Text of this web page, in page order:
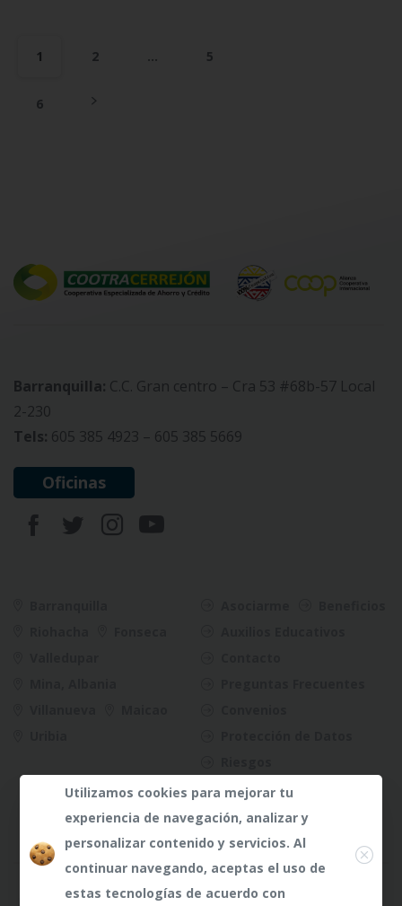
1 2 … 5
6
Barranquilla: C.C. Gran centro – Cra 53 #68b-57 Local
2-230
Tels: 605 385 4923 – 605 385 5669
Oficinas
¿Dudas?Any te
¿Dudas?Any te
Utilizamos cookies para mejorar tu
experiencia de navegación, analizar y
personalizar contenido y servicios. Al
continuar navegando, aceptas el uso de
estas tecnologías de acuerdo con
Close